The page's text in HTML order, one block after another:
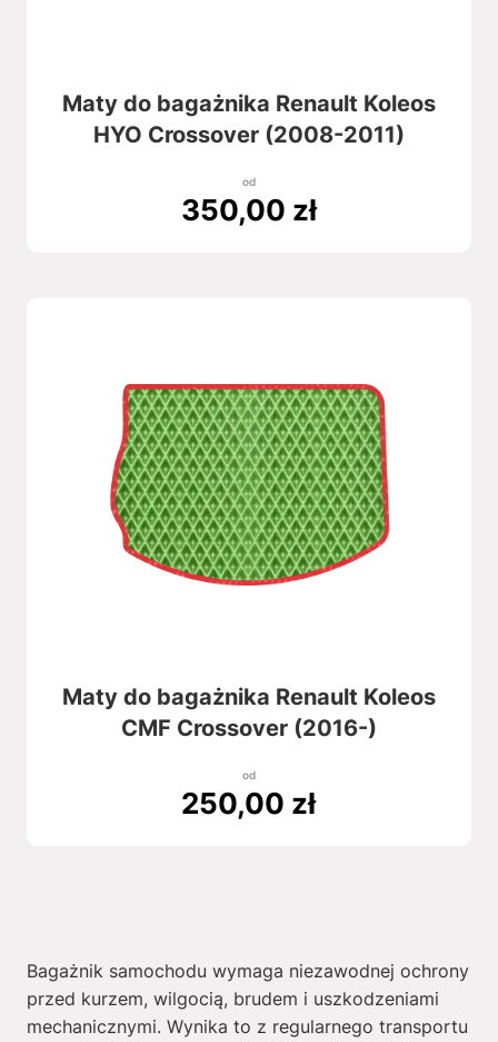
Maty do bagażnika Renault Koleos
HYO Crossover (2008-2011)
od
350,00 zł
Maty do bagażnika Renault Koleos
CMF Crossover (2016-)
od
250,00 zł
Bagażnik samochodu wymaga niezawodnej ochrony
przed kurzem, wilgocią, brudem i uszkodzeniami
mechanicznymi. Wynika to z regularnego transportu